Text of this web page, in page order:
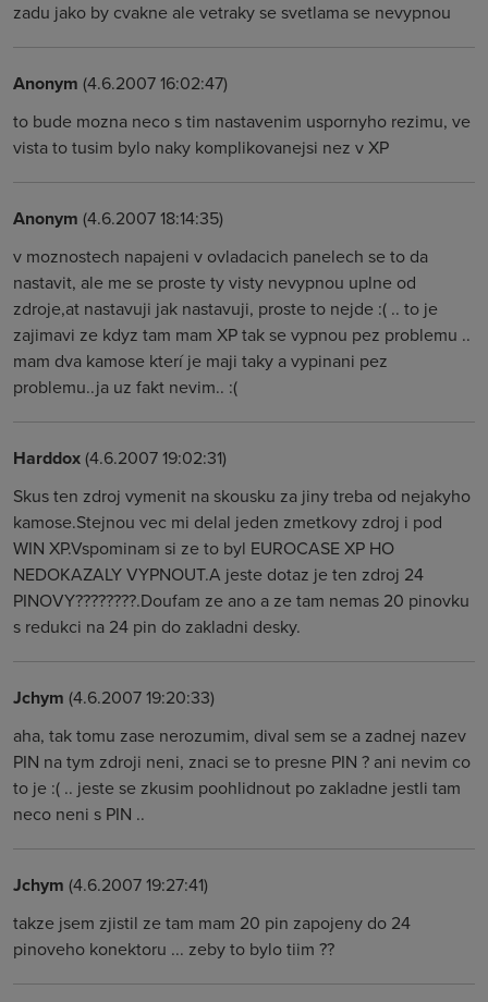
zadu jako by cvakne ale vetraky se svetlama se nevypnou
Anonym (4.6.2007 16:02:47)
to bude mozna neco s tim nastavenim uspornyho rezimu, ve
vista to tusim bylo naky komplikovanejsi nez v XP
Anonym (4.6.2007 18:14:35)
v moznostech napajeni v ovladacich panelech se to da
nastavit, ale me se proste ty visty nevypnou uplne od
zdroje,at nastavuji jak nastavuji, proste to nejde :( .. to je
zajimavi ze kdyz tam mam XP tak se vypnou pez problemu ..
mam dva kamose kterí je maji taky a vypinani pez
problemu..ja uz fakt nevim.. :(
Harddox(4.6.2007 19:02:31)
Skus ten zdroj vymenit na skousku za jiny treba od nejakyho
kamose.Stejnou vec mi delal jeden zmetkovy zdroj i pod
WIN XP.Vspominam si ze to byl EUROCASE XP HO
NEDOKAZALY VYPNOUT.A jeste dotaz je ten zdroj 24
PINOVY????????.Doufam ze ano a ze tam nemas 20 pinovku
s redukci na 24 pin do zakladni desky.
Jchym (4.6.2007 19:20:33)
aha, tak tomu zase nerozumim, dival sem se a zadnej nazev
PIN na tym zdroji neni, znaci se to presne PIN ? ani nevim co
to je :( .. jeste se zkusim poohlidnout po zakladne jestli tam
neco neni s PIN ..
Jchym (4.6.2007 19:27:41)
takze jsem zjistil ze tam mam 20 pin zapojeny do 24
pinoveho konektoru ... zeby to bylo tiim ??